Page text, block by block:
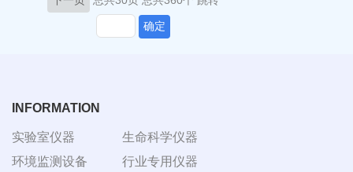
确定
INFORMATION
实验室仪器
环境监测设备
生命科学仪器
行业专用仪器